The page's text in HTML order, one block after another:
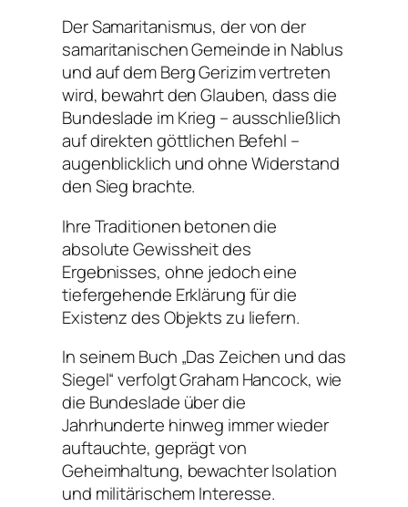
Der Samaritanismus, der von der
samaritanischen Gemeinde in Nablus
und auf dem Berg Gerizim vertreten
wird, bewahrt den Glauben, dass die
Bundeslade im Krieg – ausschließlich
auf direkten göttlichen Befehl – ​​
augenblicklich und ohne Widerstand
den Sieg brachte.
Ihre Traditionen betonen die
absolute Gewissheit des
Ergebnisses, ohne jedoch eine
tiefergehende Erklärung für die
Existenz des Objekts zu liefern.
In seinem Buch „Das Zeichen und das
Siegel“ verfolgt Graham Hancock, wie
die Bundeslade über die
Jahrhunderte hinweg immer wieder
auftauchte, geprägt von
Geheimhaltung, bewachter Isolation
und militärischem Interesse.